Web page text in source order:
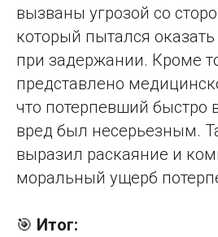
вызваны угрозой со
который пытался
при задержании. Кроме
представлено
что потерпевший быстро
вред был несерьезным.
выразил раскаяние и
моральный ущерб
🎯 Итог: